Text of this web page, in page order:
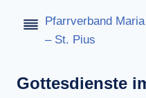
Inhalt
Pfarrverband
– St. Pius
Gottesdienste